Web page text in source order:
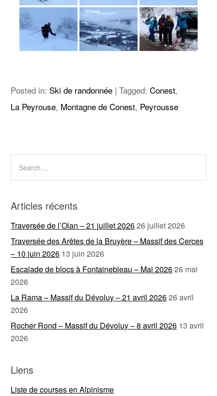
Posted in: Ski de randonnée |Tagged:Conest,
La Peyrouse, Montagne de Conest, Peyrousse
Articles récents
Traversée de l’Olan – 21 juillet 202626 juillet 2026
Traversée des Arêtes de la Bruyère – Massif des Cerces
– 10 juin 2026 13 juin 2026
Escalade de blocs à Fontainebleau – Mai 202626 mai
2026
La Rama – Massif du Dévoluy – 21 avril 202626 avril
2026
Rocher Rond – Massif du Dévoluy – 8 avril 2026 13 avril
2026
Liens
Liste de courses en Alpinisme